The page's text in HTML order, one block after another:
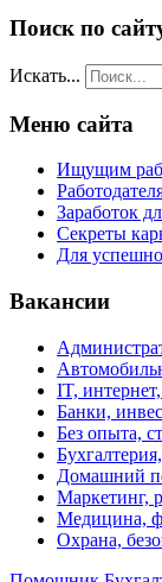
Поиск по
Искать...
Меню сайта
Ищущим
Заработок
Секреты
Для
Вакансии
IT,
Банки,
Без опыта,
Домашний
Маркетинг,
Медицина,
Охрана,